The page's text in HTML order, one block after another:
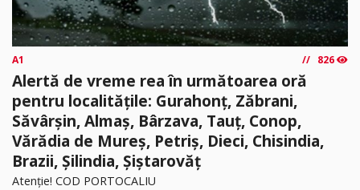
A1 826
Alertă de vreme rea în următoarea oră
pentru localitățile: Gurahonț, Zăbrani,
Săvârșin, Almaș, Bârzava, Tauț, Conop,
Vărădia de Mureș, Petriș, Dieci, Chisindia,
Brazii, Șilindia, Șiștarovăț
Atenție! COD PORTOCALIU